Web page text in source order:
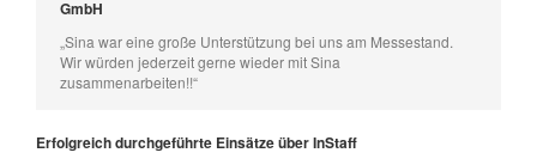
GmbH
„Sina war eine große Unterstützung bei uns am Messestand.
Wir würden jederzeit gerne wieder mit Sina
zusammenarbeiten!!“
Erfolgreich durchgeführte Einsätze über InStaff